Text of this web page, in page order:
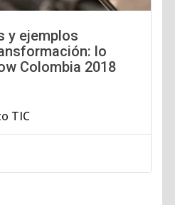
y ejemplos
lo
Colombia 2018
TIC